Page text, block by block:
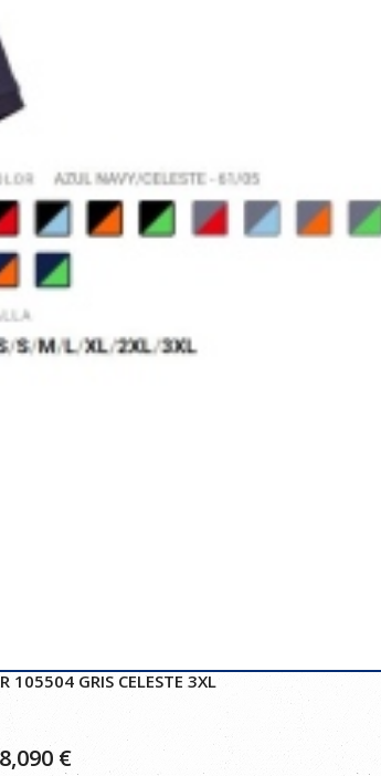
105504 GRIS CELESTE 3XL
8,090 €